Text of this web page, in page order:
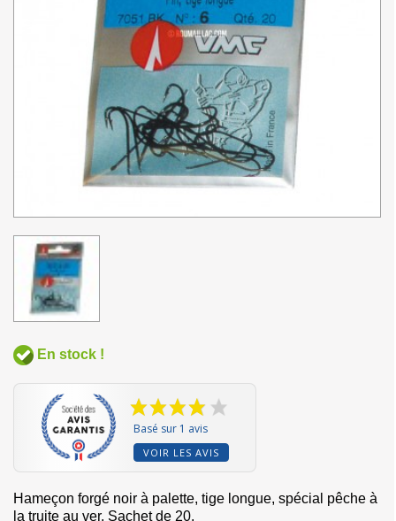
En stock !
Basé sur 1 avis
VOIR LES AVIS
Hameçon forgé noir à palette, tige longue, spécial pêche à
la truite au ver. Sachet de 20.